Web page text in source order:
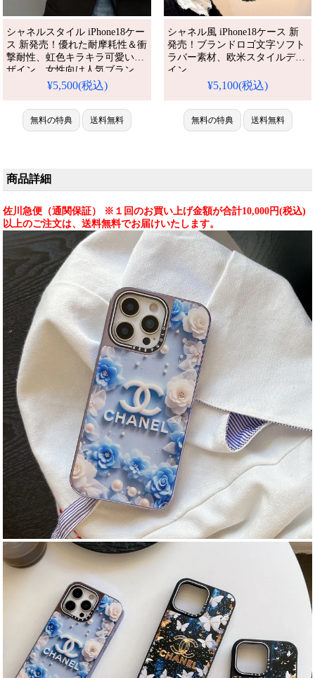
シャネルスタイル iPhone18ケー
ス 新発売！優れた耐摩耗性＆衝
撃耐性、虹色キラキラ可愛いデ
ザイン。女性向け人気ブラン
ド、iPhone17/17pro/16pro
愛用する人気ブランド風、耐衝
撃＆防水の多機能仕様。かわい
い虹色キラキラスタイルが流行
しても使える優れもの！
¥5,500(税込)
無料の特典 送料無料
シャネル風 iPhone18ケース 新
発売！ブランドロゴ文字ソフト
ラバー素材、欧米スタイルデザ
イン。
iPhone16pro/15/14plus/13pro max
全機種対応。芸能人も愛用する
の完全保護アンチドロップ多機
能仕様。レディースに可愛い衝
¥5,100(税込)
無料の特典 送料無料
商品詳細
佐川急便（通関保証） ※１回のお買い上げ金額が合計10,000円(税込)
以上のご注文は、送料無料でお届けいたします。